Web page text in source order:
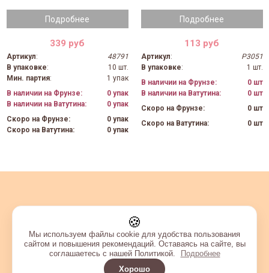
Подробнее
339 руб
Артикул:
48791
В упаковке:
10 шт.
Мин. партия:
1 упак
В наличии на Фрунзе:
0 упак
В наличии на Ватутина:
0 упак
Скоро на Фрунзе:
0 упак
Скоро на Ватутина:
0 упак
Подробнее
113 руб
Артикул:
P3051
В упаковке:
1 шт.
В наличии на Фрунзе:
0 шт
В наличии на Ватутина:
0 шт
Скоро на Фрунзе:
0 шт
Скоро на Ватутина:
0 шт
🍪
Мы используем файлы cookie для удобства пользования
сайтом и повышения рекомендаций. Оставаясь на сайте, вы
соглашаетесь с нашей Политикой.
Подробнее
Хорошо